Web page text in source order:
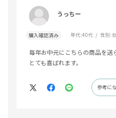
うっちー
購入確認済み 年代:40代 性別:
毎年お中元にこちらの商品を送
とても喜ばれます。
参考に